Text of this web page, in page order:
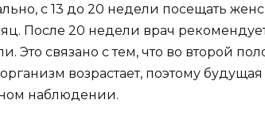
с 13 до 20 недели посещать
После 20 недели врач
Это связано с тем, что во второй
возрастает, поэтому
наблюдении.